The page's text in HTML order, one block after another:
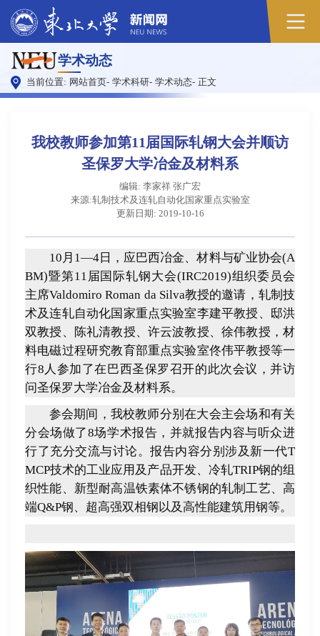
学术动态
当前位置: 网站首页- 学术科研- 学术动态- 正文
我校教师参加第11届国际轧钢大会并顺访
圣保罗大学冶金及材料系
编辑: 李家祥 张广宏
来源:轧制技术及连轧自动化国家重点实验室
更新日期: 2019-10-16
10月1—4日， 应巴西冶金、材料与矿业协会(A
BM)暨第11届国际轧钢大会(IRC2019)组织委员会
主席Valdomiro Roman da Silva教授的邀请，轧制技
术及连轧自动化国家重点实验室李建平教授、邸洪
双教授、陈礼清教授、许云波教授、徐伟教授，材
料电磁过程研究教育部重点实验室佟伟平教授等一
行8人 参加了在巴西圣保罗召开的此次会议，并访
问圣保罗大学冶金及材料系。
参会期间，我校教师分别在大会主会场和有关
分会场做了8场学术报告，并就报告内容与听众进
行了充分交流与讨论。报告内容分别涉及新一代T
MCP技术的工业应用及产品开发、冷轧TRIP钢的组
织性能、新型耐高温铁素体不锈钢的轧制工艺、高
端Q&P钢、超高强双相钢以及高性能建筑用钢等。
原